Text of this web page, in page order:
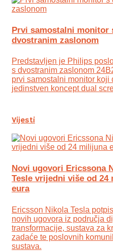
Prvi samostalni monitor
dvostranim zaslonom
Predstavljen je Philips
s dvostranim zaslonom
prvi samostalni monitor koji
jedinstven koncept dual
Vijesti
Novi ugovori Ericssona
Tesle vrijedni više od 24
eura
Ericsson Nikola Tesla
novih ugovora iz područja
transformacije, sustava za
zadaće te poslovnih
sustava.